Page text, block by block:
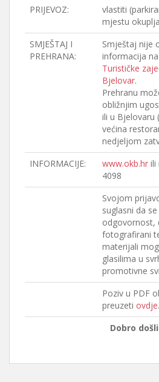
PRIJEVOZ:
vlastiti
mjestu
SMJEŠTAJ I
PREHRANA:
Smještaj nije
informacija
Turističke
Bjelovar.
Prehranu
obližnjim
ili u Bjelovaru
većina
nedjeljom
INFORMACIJE:
www.okb.hr ili
4098
Svojom
suglasni da
odgovornost,
fotografirani
materijali
glasilima u
promotivne
Poziv u PDF
preuzeti ovdje.
Dobro